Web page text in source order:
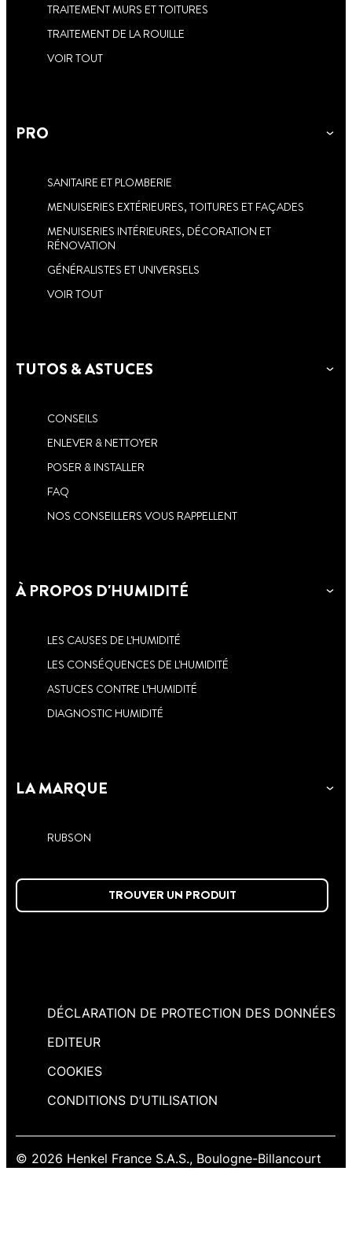
TRAITEMENT MURS ET TOITURES
TRAITEMENT DE LA ROUILLE
VOIR TOUT
PRO
SANITAIRE ET PLOMBERIE
MENUISERIES EXTÉRIEURES, TOITURES ET FAÇADES
MENUISERIES INTÉRIEURES, DÉCORATION ET
RÉNOVATION
GÉNÉRALISTES ET UNIVERSELS
VOIR TOUT
TUTOS & ASTUCES
CONSEILS
ENLEVER & NETTOYER
POSER & INSTALLER
FAQ
NOS CONSEILLERS VOUS RAPPELLENT
À PROPOS D'HUMIDITÉ
LES CAUSES DE L'HUMIDITÉ
LES CONSÉQUENCES DE L'HUMIDITÉ
ASTUCES CONTRE L’HUMIDITÉ
DIAGNOSTIC HUMIDITÉ
LA MARQUE
RUBSON
TROUVER UN PRODUIT
DÉCLARATION DE PROTECTION DES DONNÉES
EDITEUR
COOKIES
CONDITIONS D’UTILISATION
© 2026 Henkel France S.A.S., Boulogne-Billancourt